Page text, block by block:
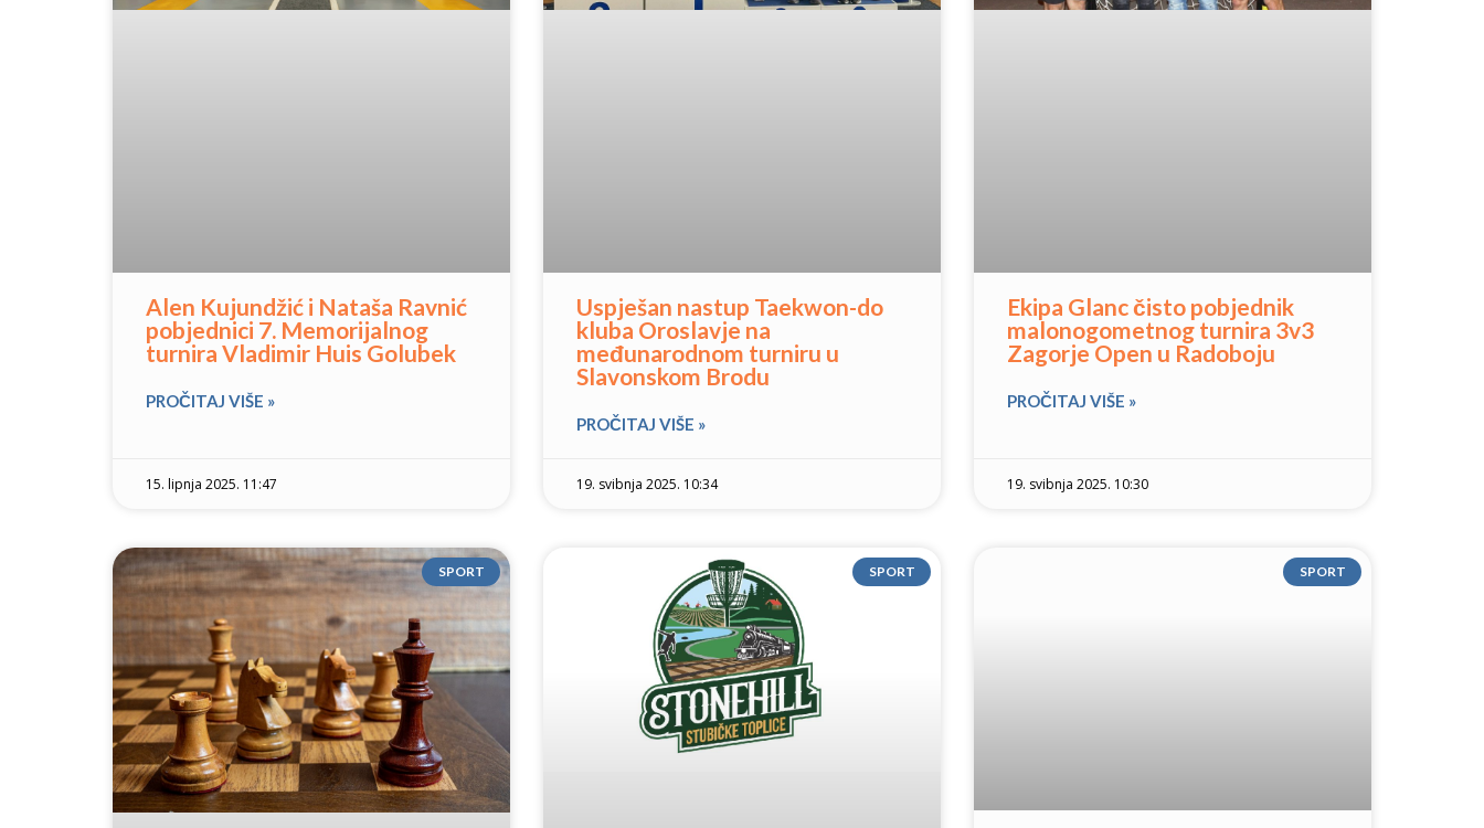
Alen Kujundžić i Nataša Ravnić
pobjednici 7. Memorijalnog
turnira Vladimir Huis Golubek
PROČITAJ VIŠE »
15. lipnja 2025. 11:47
Uspješan nastup Taekwon-do
kluba Oroslavje na
međunarodnom turniru u
Slavonskom Brodu
PROČITAJ VIŠE »
19. svibnja 2025. 10:34
Ekipa Glanc čisto pobjednik
malonogometnog turnira 3v3
Zagorje Open u Radoboju
PROČITAJ VIŠE »
19. svibnja 2025. 10:30
SPORT SPORT SPORT